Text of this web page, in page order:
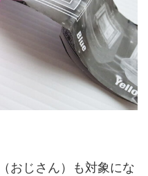
おじさん）も対象にな